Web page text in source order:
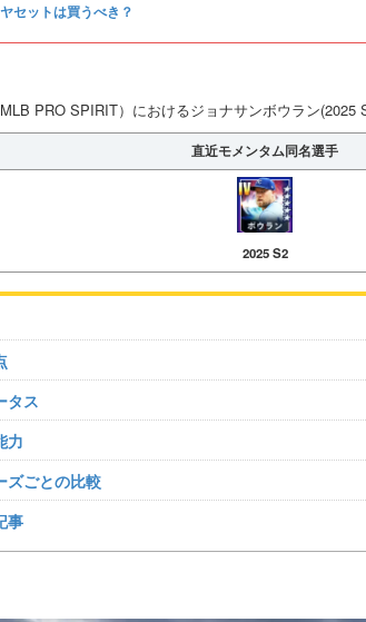
セットは買うべき？
PRO SPIRIT）におけるジョナサンボウラン(2025
直近モメンタム同名選手
2025 S2
タス
力
ズごとの比較
事